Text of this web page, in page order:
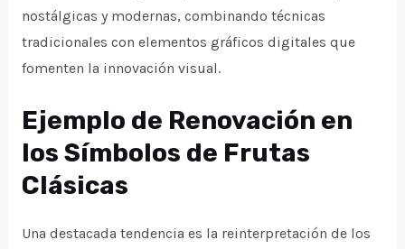
nostálgicas y modernas, combinando técnicas
tradicionales con elementos gráficos digitales que
fomenten la innovación visual.
Ejemplo de Renovación en
los Símbolos de Frutas
Clásicas
Una destacada tendencia es la reinterpretación de los